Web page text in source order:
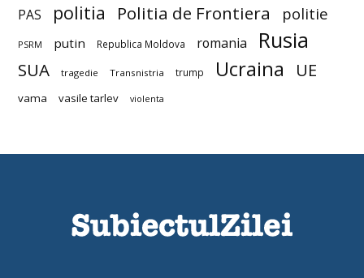
PAS politia Politia de Frontiera politie
PSRM putin Republica Moldova romania Rusia
SUA tragedie Transnistria trump Ucraina UE
vama vasile tarlev violenta